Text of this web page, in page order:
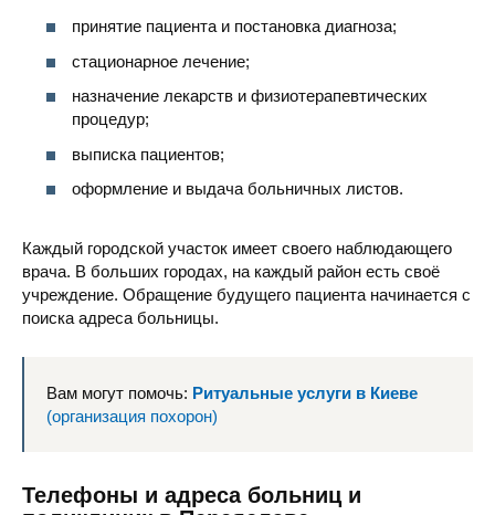
принятие пациента и постановка диагноза;
стационарное лечение;
назначение лекарств и физиотерапевтических
процедур;
выписка пациентов;
оформление и выдача больничных листов.
Каждый городской участок имеет своего наблюдающего
врача. В больших городах, на каждый район есть своё
учреждение. Обращение будущего пациента начинается с
поиска адреса больницы.
Вам могут помочь: Ритуальные услуги в Киеве
(организация похорон)
Телефоны и адреса больниц и